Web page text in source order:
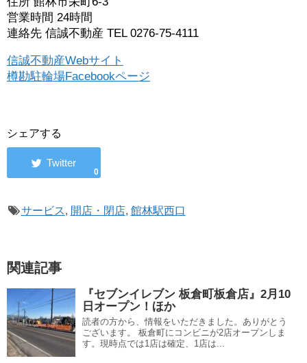
営業時間 24時間
連絡先 信誠不動産 TEL 0276-75-4111
信誠不動産Webサイト
樽勘駐輪場Facebookページ
シェアする
0
サービス, 開店・閉店, 館林駅西口
関連記事
『セブンイレブン 板倉町板倉店』2月10
日オープン！ほか
読者の方から、情報をいただきました。ありがとう
ございます。 板倉町にコンビニが2店オープンしま
す。現時点では1店は確定、1店は...